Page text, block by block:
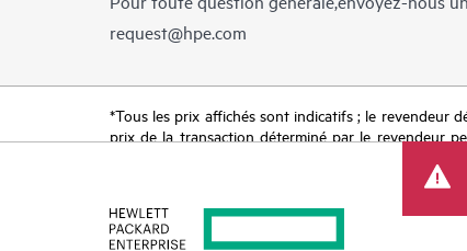
request@hpe.com
*Tous les prix affichés sont indicatifs ; le revendeur
prix de la transaction déterminé par le revendeur
produit, la disponibilité restreinte d’un produit, la